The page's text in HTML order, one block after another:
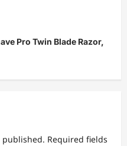
Pro Twin Blade Razor,
published. Required fields